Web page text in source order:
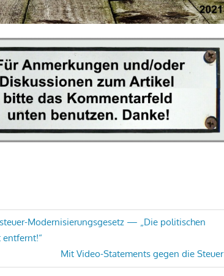
Modernisierungsgesetz — „Die politischen
Nächster
Beitrag:
Mit Video-Statements gegen die Steuer